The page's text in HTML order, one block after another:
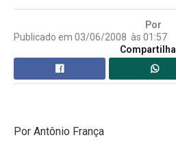
Por
Publicado em 03/06/2008 às 01:57
Por Antônio França